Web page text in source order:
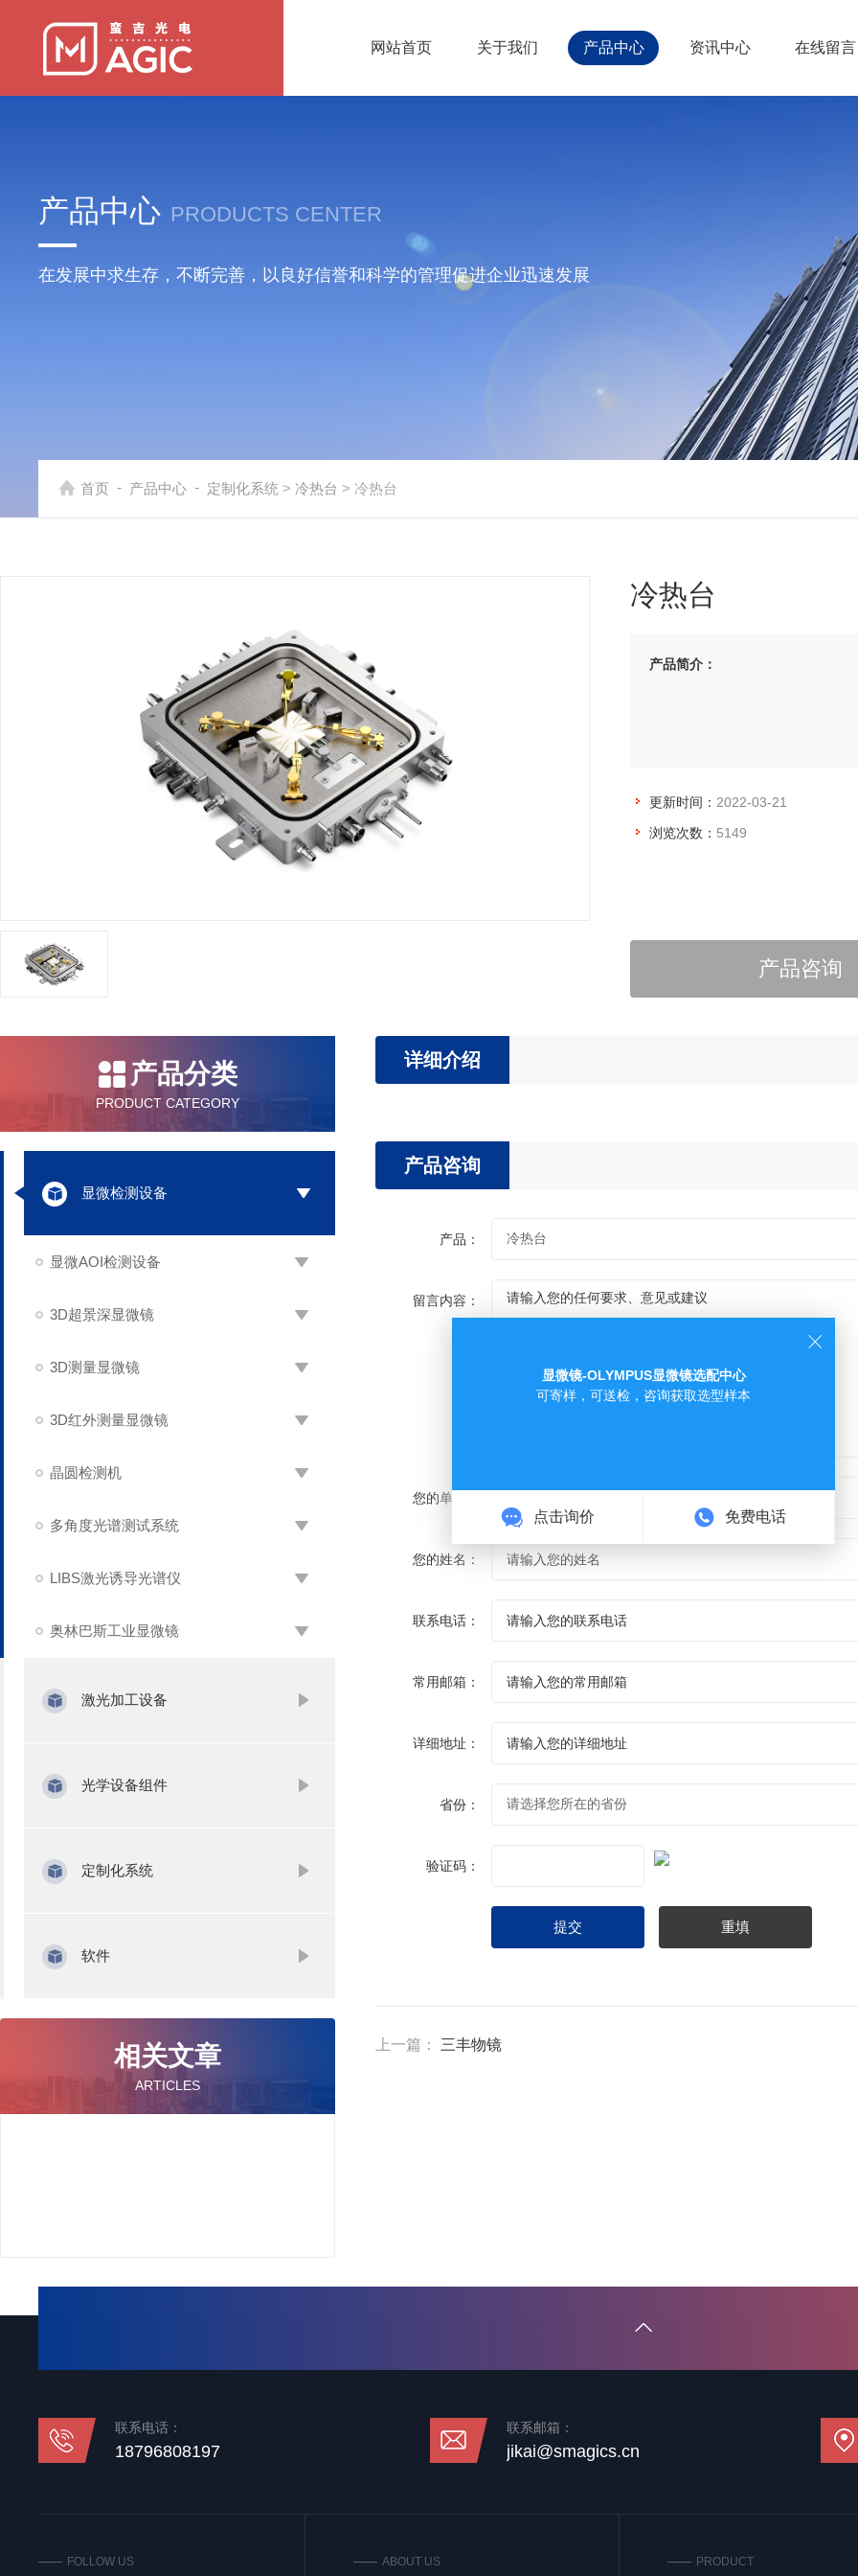
网站首页 关于我们 产品中心 资讯中心 在线留言
产品中心 PRODUCTS CENTER
在发展中求生存，不断完善，以良好信誉和科学的管理促进企业迅速发展
首页 - 产品中心 - 定制化系统 >冷热台 > 冷热台
冷热台
产品简介：
更新时间： 2022-03-21
浏览次数： 5149
产品咨询
产品分类
PRODUCT CATEGORY
显微检测设备
显微AOI检测设备
3D超景深显微镜
3D测量显微镜
3D红外测量显微镜
晶圆检测机
多角度光谱测试系统
LIBS激光诱导光谱仪
奥林巴斯工业显微镜
激光加工设备
光学设备组件
定制化系统
软件
相关文章
ARTICLES
详细介绍
产品咨询
产品：
留言内容：
您的单位：
您的姓名：
联系电话：
常用邮箱：
详细地址：
省份：
验证码：
上一篇： 三丰物镜
联系电话：
18796808197
联系邮箱：
jikai@smagics.cn
FOLLOW US ABOUT US PRODUCT
显微镜-OLYMPUS显微镜选配中心
可寄样，可送检，咨询获取选型样本
点击询价 免费电话